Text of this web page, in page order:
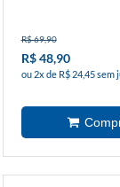
R$ 69,90
R$ 48,90
ou 2x de R$ 24,45 sem